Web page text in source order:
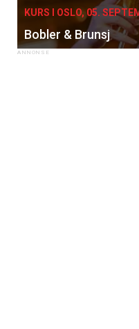
KURS I OSLO, 05.
Bobler & Brunsj